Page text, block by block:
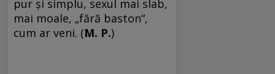
pur şi simplu, sexul mai slab,
mai moale, „fără baston“,
cum ar veni. (M. P.)